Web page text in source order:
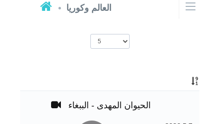
العالم وكوريا
الحيوان المهدى - الببغاء